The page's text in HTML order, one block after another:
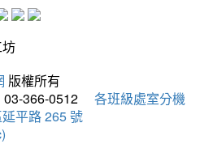
版權所有
03-366-0512
各班級處室分機
平路 265 號